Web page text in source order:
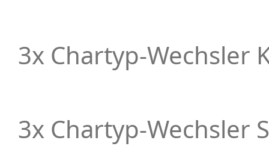
3x Chartyp-Wechsler
3x Chartyp-Wechsler